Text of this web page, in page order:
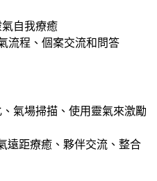
氣自我療癒
流程、個案交流和問答
、氣場掃描、使用靈氣來激勵
遠距療癒、夥伴交流、整合